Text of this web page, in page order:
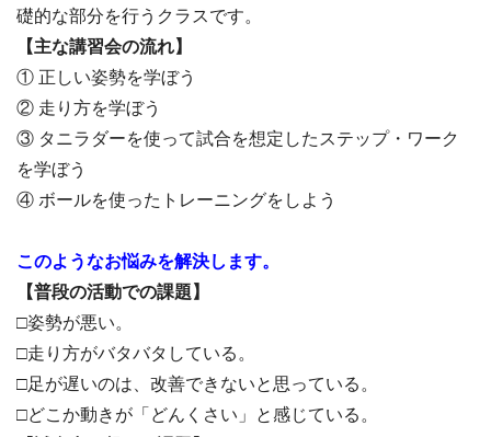
礎的な部分を行うクラスです。
【主な講習会の流れ】
① 正しい姿勢を学ぼう
② 走り方を学ぼう
③ タニラダーを使って試合を想定したステップ・ワーク
を学ぼう
④ ボールを使ったトレーニングをしよう
このようなお悩みを解決します。
【普段の活動での課題】
□姿勢が悪い。
□走り方がバタバタしている。
□足が遅いのは、改善できないと思っている。
□どこか動きが「どんくさい」と感じている。